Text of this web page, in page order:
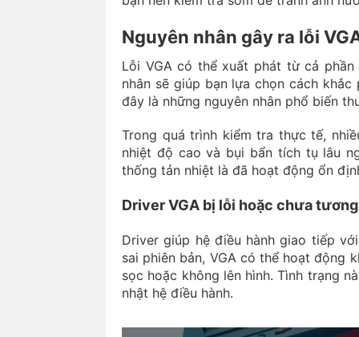
Nguyên nhân gây ra lỗi
Lỗi VGA có thể xuất phát từ cả
nhân sẽ giúp bạn lựa chọn cách
đây là những nguyên nhân phổ biến
Trong quá trình kiểm tra thực tế,
nhiệt độ cao và bụi bẩn tích tụ lâu
thống tản nhiệt là đã hoạt động ổn
Driver VGA bị lỗi hoặc chưa
Driver giúp hệ điều hành giao tiếp
sai phiên bản, VGA có thể hoạt động
sọc hoặc không lên hình. Tình trạng
nhật hệ điều hành.